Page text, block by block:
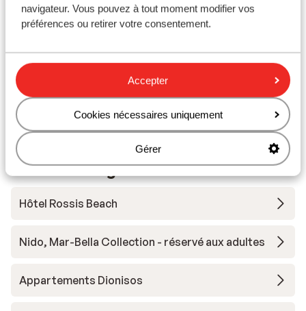
navigateur. Vous pouvez à tout moment modifier vos
préférences ou retirer votre consentement.
Accepter
Cookies nécessaires uniquement
Gérer
mètres
Distance à la supérette la plus proche environ 50
Distance au restaurant le plus proche environ 500
Distance à la pharmacie la plus proche environ 4
kilomètres
Sur une route escarpée
Autres hébergements - Corfou
Hôtel Rossis Beach
Nido, Mar-Bella Collection - réservé aux adultes
Appartements Dionisos